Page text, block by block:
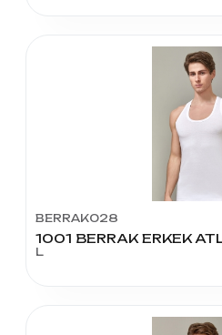
BERRAK028
1001 BERRAK ERKEK
L